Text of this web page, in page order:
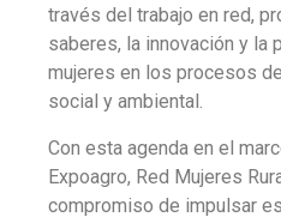
través del trabajo en red,
saberes, la innovación y la
mujeres en los procesos
social y ambiental.
Con esta agenda en el
Expoagro, Red Mujeres
compromiso de impulsar